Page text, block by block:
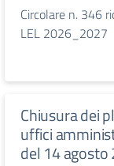
Circolare n. 346
LEL 2026_2027
Chiusura dei
uffici
del 14 agosto